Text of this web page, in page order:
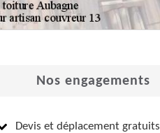
Nos engagements
Devis et déplacement gratuits